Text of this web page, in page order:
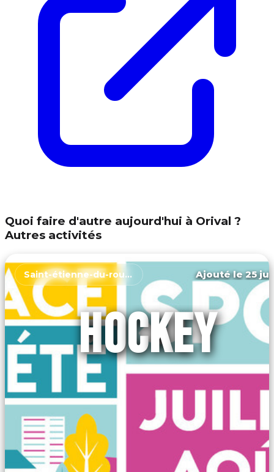
Quoi faire d'autre aujourd'hui à Orival ?
Autres activités
Saint-étienne-du-rouvray Ajouté le 25
HOCKEY